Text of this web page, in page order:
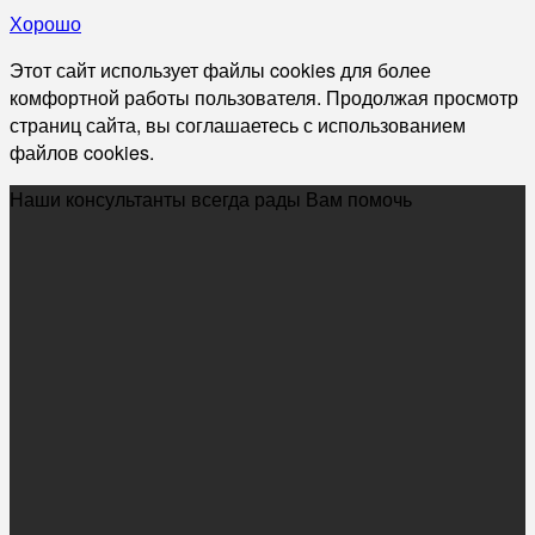
Хорошо
Этот сайт использует файлы cookies для более
комфортной работы пользователя. Продолжая просмотр
страниц сайта, вы соглашаетесь с использованием
файлов cookies.
Наши консультанты всегда рады Вам помочь